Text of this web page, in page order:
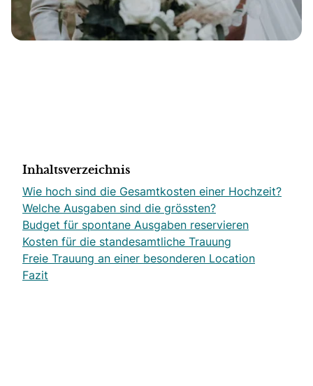
Inhaltsverzeichnis
Wie hoch sind die Gesamtkosten einer Hochzeit?
Welche Ausgaben sind die grössten?
Budget für spontane Ausgaben reservieren
Kosten für die standesamtliche Trauung
Freie Trauung an einer besonderen Location
Fazit